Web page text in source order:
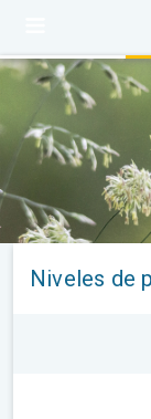
Niveles de